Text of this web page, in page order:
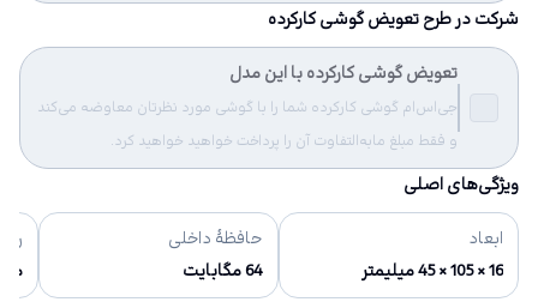
شرکت در طرح تعویض گوشی کارکرده
تعویض گوشی کارکرده با این مدل
جی‌اس‌ام گوشی کارکرده شما را با گوشی مورد نظرتان معاوضه می‌کند
و فقط مبلغ مابه‌التفاوت آن را پرداخت خواهید خواهید کرد.
ویژگی‌های اصلی
ابعاد
16 × 105 × 45 میلیمتر
حافظهٔ داخلی
64 مگابایت